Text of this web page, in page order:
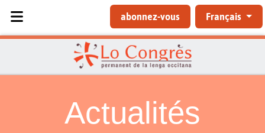
abonnez-vous Français
Actualités